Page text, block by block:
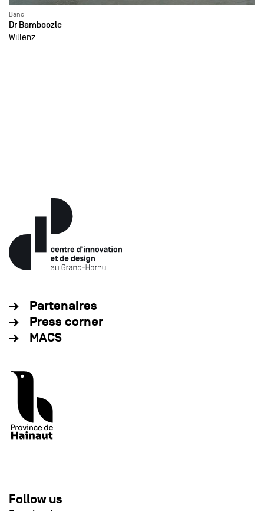
Banc
Dr Bamboozle
Willenz
Partenaires
Press corner
MACS
Follow us